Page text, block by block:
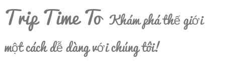
Trip Time To Khám phá thế giới
một cách dễ dàng với chúng tôi!